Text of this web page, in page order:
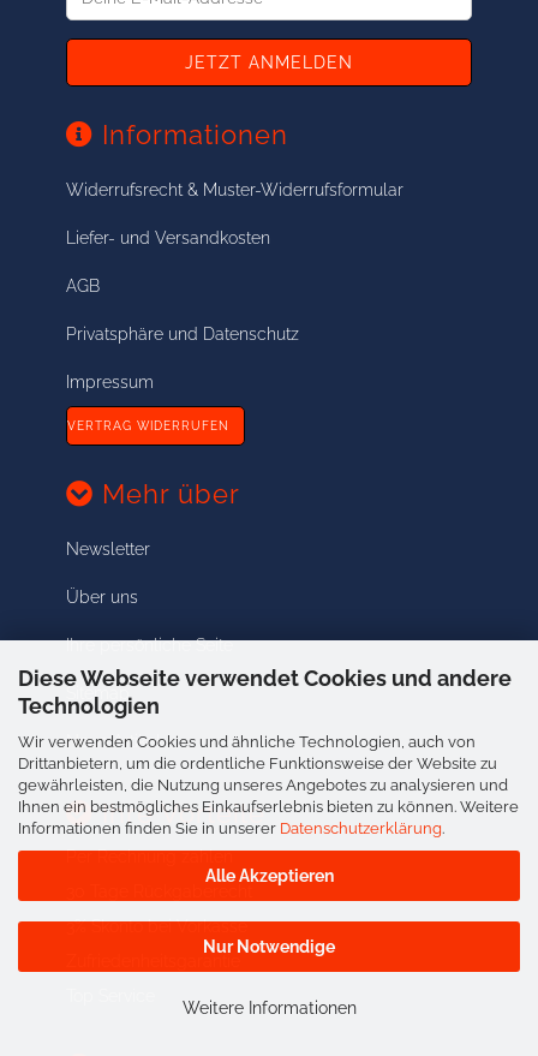
Diese Webseite verwendet Cookies und andere
Technologien
Wir verwenden Cookies und ähnliche Technologien, auch von
Drittanbietern, um die ordentliche Funktionsweise der Website zu
gewährleisten, die Nutzung unseres Angebotes zu analysieren und
Ihnen ein bestmögliches Einkaufserlebnis bieten zu können. Weitere
Informationen finden Sie in unserer Datenschutzerklärung.
Alle Akzeptieren
Nur Notwendige
Weitere Informationen
Informationen
Widerrufsrecht & Muster-Widerrufsformular
Liefer- und Versandkosten
AGB
Privatsphäre und Datenschutz
Impressum
VERTRAG WIDERRUFEN
Mehr über
Newsletter
Über uns
Ihre persönliche Seite
Sitemap
Neue Artikel
Ihre Vorteile
Per Rechnung zahlen
3% Skonto bei Vorkasse